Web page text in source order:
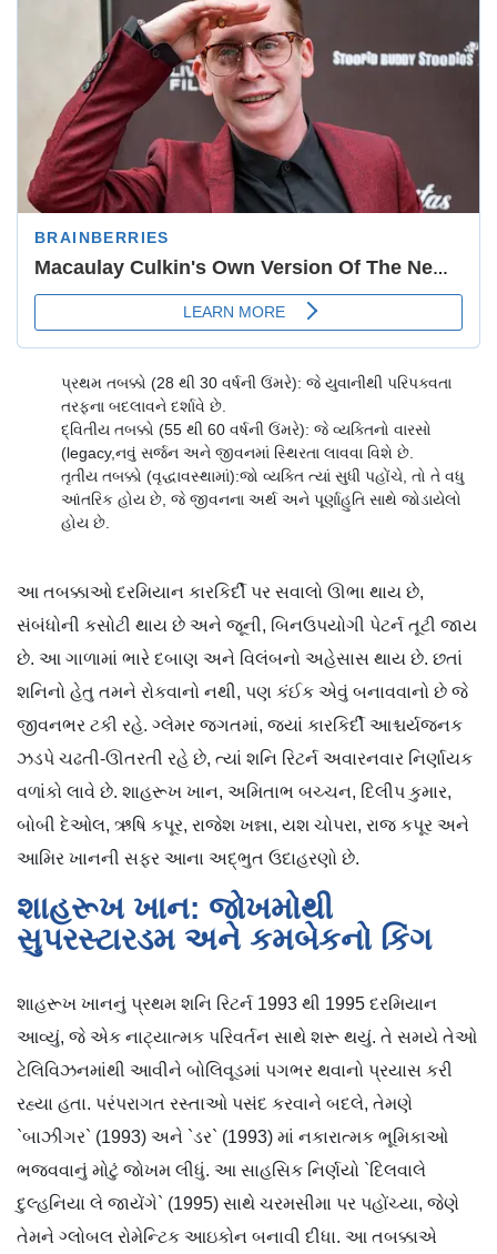
પ્રથમ તબક્કો (28 થી 30 વર્ષની ઉંમરે): જે યુવાનીથી પરિપક્વતા
તરફના બદલાવને દર્શાવે છે.
દ્વિતીય તબક્કો (55 થી 60 વર્ષની ઉંમરે): જે વ્યક્તિનો વારસો
(legacy,નવું સર્જન અને જીવનમાં સ્થિરતા લાવવા વિશે છે.
તૃતીય તબક્કો (વૃદ્ધાવસ્થામાં):જો વ્યક્તિ ત્યાં સુધી પહોંચે, તો તે વધુ
આંતરિક હોય છે, જે જીવનના અર્થ અને પૂર્ણાહુતિ સાથે જોડાયેલો
હોય છે.
આ તબક્કાઓ દરમિયાન કારકિર્દી પર સવાલો ઊભા થાય છે,
સંબંધોની કસોટી થાય છે અને જૂની, બિનઉપયોગી પેટર્ન તૂટી જાય
છે. આ ગાળામાં ભારે દબાણ અને વિલંબનો અહેસાસ થાય છે. છતાં
શનિનો હેતુ તમને રોકવાનો નથી, પણ કંઈક એવું બનાવવાનો છે જે
જીવનભર ટકી રહે. ગ્લેમર જગતમાં, જ્યાં કારકિર્દી આશ્ચર્યજનક
ઝડપે ચઢતી-ઊતરતી રહે છે, ત્યાં શનિ રિટર્ન અવારનવાર નિર્ણાયક
વળાંકો લાવે છે. શાહરૂખ ખાન, અમિતાભ બચ્ચન, દિલીપ કુમાર,
બોબી દેઓલ, ઋષિ કપૂર, રાજેશ ખન્ના, યશ ચોપરા, રાજ કપૂર અને
આમિર ખાનની સફર આના અદ્ભુત ઉદાહરણો છે.
શાહરૂખ ખાન: જોખમોથી
સુપરસ્ટારડમ અને કમબેકનો કિંગ
શાહરૂખ ખાનનું પ્રથમ શનિ રિટર્ન 1993 થી 1995 દરમિયાન
આવ્યું, જે એક નાટ્યાત્મક પરિવર્તન સાથે શરૂ થયું. તે સમયે તેઓ
ટેલિવિઝનમાંથી આવીને બોલિવૂડમાં પગભર થવાનો પ્રયાસ કરી
રહ્યા હતા. પરંપરાગત રસ્તાઓ પસંદ કરવાને બદલે, તેમણે
`બાઝીગર` (1993) અને `ડર` (1993) માં નકારાત્મક ભૂમિકાઓ
ભજવવાનું મોટું જોખમ લીધું. આ સાહસિક નિર્ણયો `દિલવાલે
દુલ્હનિયા લે જાયેંગે` (1995) સાથે ચરમસીમા પર પહોંચ્યા, જેણે
તેમને ગ્લોબલ રોમેન્ટિક આઇકોન બનાવી દીધા. આ તબક્કાએ